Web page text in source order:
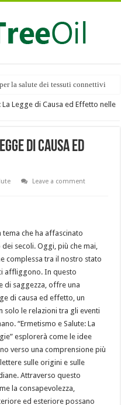
la salute dei tessuti connettivi
La Legge di Causa ed Effetto nelle
di Causa ed
Leave a comment
tema che ha affascinato
secoli. Oggi, più che mai,
complessa tra il nostro stato
affliggono. In questo
di saggezza, offre una
di causa ed effetto, un
le relazioni tra gli eventi
“Ermetismo e Salute: La
esplorerà come le idee
verso una comprensione più
sulle origini e sulle
Attraverso questo
la consapevolezza,
ed esteriore possano